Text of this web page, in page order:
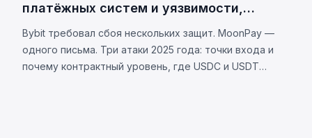
платёжных систем и уязвимости,
Bybit требовал сбоя нескольких защит. MoonPay —
одного письма. Три атаки 2025 года: точки входа и
почему контрактный уровень, где USDC и USDT